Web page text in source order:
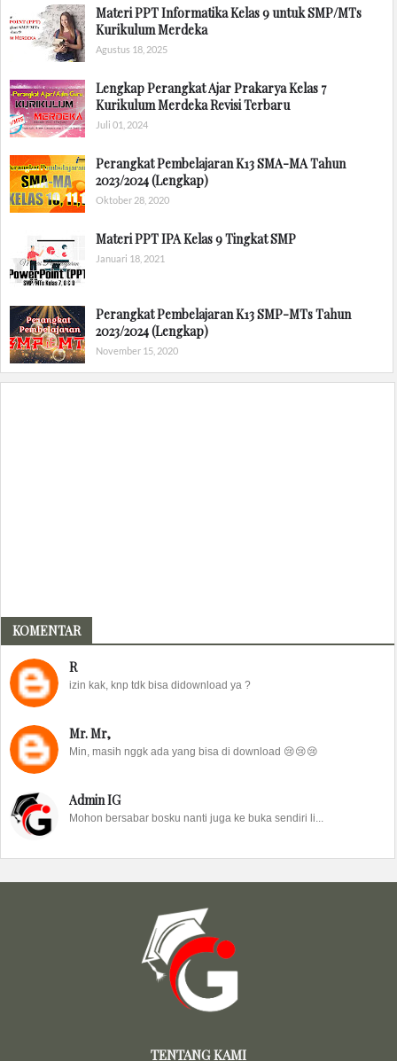
Materi PPT Informatika Kelas 9 untuk SMP/MTs
Kurikulum Merdeka
Agustus 18, 2025
Lengkap Perangkat Ajar Prakarya Kelas 7
Kurikulum Merdeka Revisi Terbaru
Juli 01, 2024
Perangkat Pembelajaran K13 SMA-MA Tahun
2023/2024 (Lengkap)
Oktober 28, 2020
Materi PPT IPA Kelas 9 Tingkat SMP
Januari 18, 2021
Perangkat Pembelajaran K13 SMP-MTs Tahun
2023/2024 (Lengkap)
November 15, 2020
KOMENTAR
R
izin kak, knp tdk bisa didownload ya ?
Mr. Mr,
Min, masih nggk ada yang bisa di download 😢😢😢
Admin IG
Mohon bersabar bosku nanti juga ke buka sendiri li...
TENTANG KAMI